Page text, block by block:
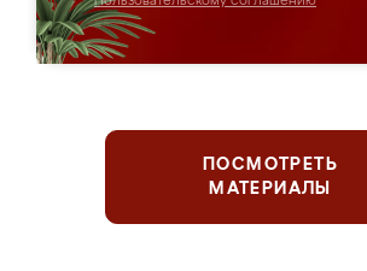
ПОСМОТРЕТЬ
МАТЕРИАЛЫ